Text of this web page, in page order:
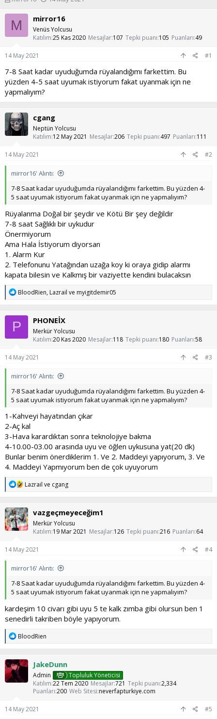
n
u
a
ş
a
t
a
n
ş
a
n
ç
t
a
i
i
M mirror16
Venüs Yolcusu
Katılım 25 Kas 2020 Mesajlar 107 Tepki puanı 105 Puanları 49
14 May 2021 #1
7-8 Saat kadar uyuduğumda rüyalandığımı farkettim. Bu
yüzden 4-5 saat uyumak istiyorum fakat uyanmak için ne
yapmalıyım?
cgang
Neptün Yolcusu
Katılım 12 May 2021 Mesajlar206 Tepki puanı 497 Puanları 111
14 May 2021 #2
mirror16' Alıntı:
7-8 Saat kadar uyuduğumda rüyalandığımı farkettim. Bu yüzden 4-
5 saat uyumak istiyorum fakat uyanmak için ne yapmalıyım?
Rüyalanma Doğal bir şeydir ve Kötü Bir şey değildir
7-8 saat Sağlıklı bir uykudur
Önermiyorum
Ama Hala İstiyorum diyorsan
1. Alarm Kur
2. Telefonunu Yatağından uzağa koy ki oraya gidip alarmı
kapata bilesin ve Kalkmış bir vaziyette kendini bulacaksın
T
p
k
i
l
e
BloodRien,Lazrail ve myigitdemir05
P PHONEİX
Merkür Yolcusu
Katılım 20 Kas 2020 Mesajlar 118 Tepki puanı 180 Puanları 58
14 May 2021 #3
mirror16' Alıntı:
7-8 Saat kadar uyuduğumda rüyalandığımı farkettim. Bu yüzden 4-
5 saat uyumak istiyorum fakat uyanmak için ne yapmalıyım?
1-Kahveyi hayatından çıkar
2-Aç kal
3-Hava karardıktan sonra teknolojiye bakma
4-10.00-03.00 arasında uyu ve öğlen uykusuna yat(20 dk)
Bunlar benim önerdiklerim 1. Ve 2. Maddeyi yapıyorum, 3. Ve
4. Maddeyi Yapmıyorum ben de çok uyuyorum
T
p
k
i
l
e
Lazrail ve cgang
vazgeçmeyeceğim1
Merkür Yolcusu
Katılım 19 Mar 2021 Mesajlar 126 Tepki puanı 216 Puanları 64
14 May 2021 #4
mirror16' Alıntı:
7-8 Saat kadar uyuduğumda rüyalandığımı farkettim. Bu yüzden 4-
5 saat uyumak istiyorum fakat uyanmak için ne yapmalıyım?
kardeşim 10 civarı gibi uyu 5 te kalk zımba gibi olursun ben 1
senedirli takriben böyle yapıyorum.
T
p
k
i
l
e
BloodRien
JakeDunn
Admin
Topluluk Yöneticisi
Katılım 22 Tem 2020 Mesajlar721 Tepki puanı 2,334
Puanları 200 Web Sitesi neverfapturkiye.com
14 May 2021 #5